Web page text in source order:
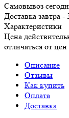
Самовывоз
Доставка завтра -
Характеристики
Цена
отличаться от
Описание
Отзывы
Как купить
Оплата
Доставка